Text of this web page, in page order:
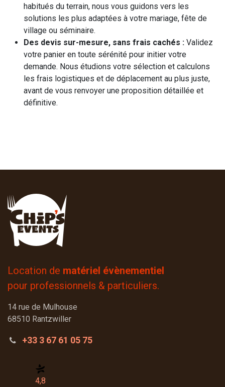
habitués du terrain, nous vous guidons vers les
solutions les plus adaptées à votre mariage, fête de
village ou séminaire.
Des devis sur-mesure, sans frais cachés : Validez
votre panier en toute sérénité pour initier votre
demande. Nous étudions votre sélection et calculons
les frais logistiques et de déplacement au plus juste,
avant de vous renvoyer une proposition détaillée et
définitive.
Location de matériel évènementiel
pour professionnels & particuliers.
14 rue de Mulhouse
68510 Rantzwiller
+33 3 67 61 05 75
4,8